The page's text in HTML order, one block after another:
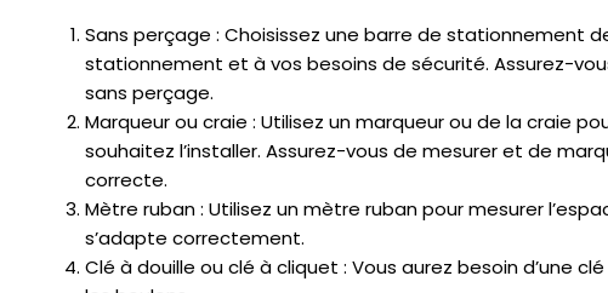
Sans perçage : Choisissez une barre de stationnement
stationnement et à vos besoins de sécurité. Assurez-
sans perçage.
Marqueur ou craie : Utilisez un marqueur ou de la craie
souhaitez l’installer. Assurez-vous de mesurer et de
correcte.
Mètre ruban : Utilisez un mètre ruban pour mesurer
s’adapte correctement.
Clé à douille ou clé à cliquet : Vous aurez besoin d’une